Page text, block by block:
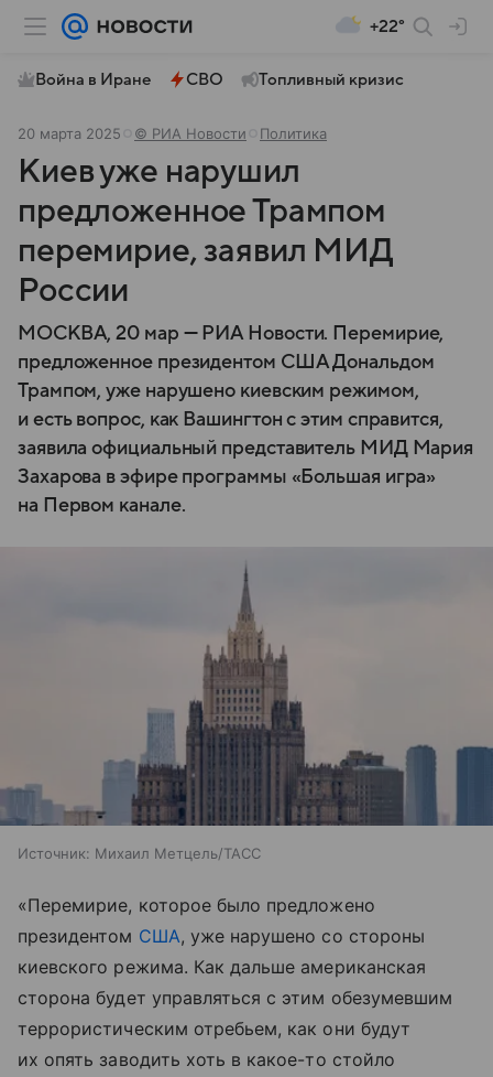
+22°
Война в Иране СВО Топливный кризис
20 марта 2025 © РИА Новости Политика
Киев уже нарушил
предложенное Трампом
перемирие, заявил МИД
России
МОСКВА, 20 мар — РИА Новости. Перемирие,
предложенное президентом США Дональдом
Трампом, уже нарушено киевским режимом,
и есть вопрос, как Вашингтон с этим справится,
заявила официальный представитель МИД Мария
Захарова в эфире программы «Большая игра»
на Первом канале.
Источник: Михаил Метцель/ТАСС
«Перемирие, которое было предложено
президентом США, уже нарушено со стороны
киевского режима. Как дальше американская
сторона будет управляться с этим обезумевшим
террористическим отребьем, как они будут
их опять заводить хоть в какое-то стойло